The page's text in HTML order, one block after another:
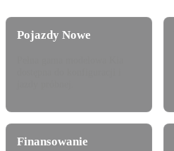
Pojazdy Nowe
Finansowanie